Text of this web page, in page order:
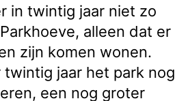
in twintig jaar niet zo
alleen dat er
zijn komen wonen.
jaar het park nog
een nog groter